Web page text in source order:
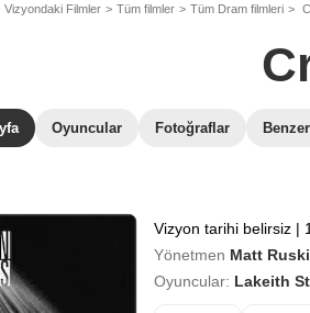
Vizyondaki Filmler Tüm filmler Tüm Dram filmleri
Oyuncular Fotoğraflar
Vizyon tarihi belirsiz |
Yönetmen Matt
Oyuncular: Lakeith